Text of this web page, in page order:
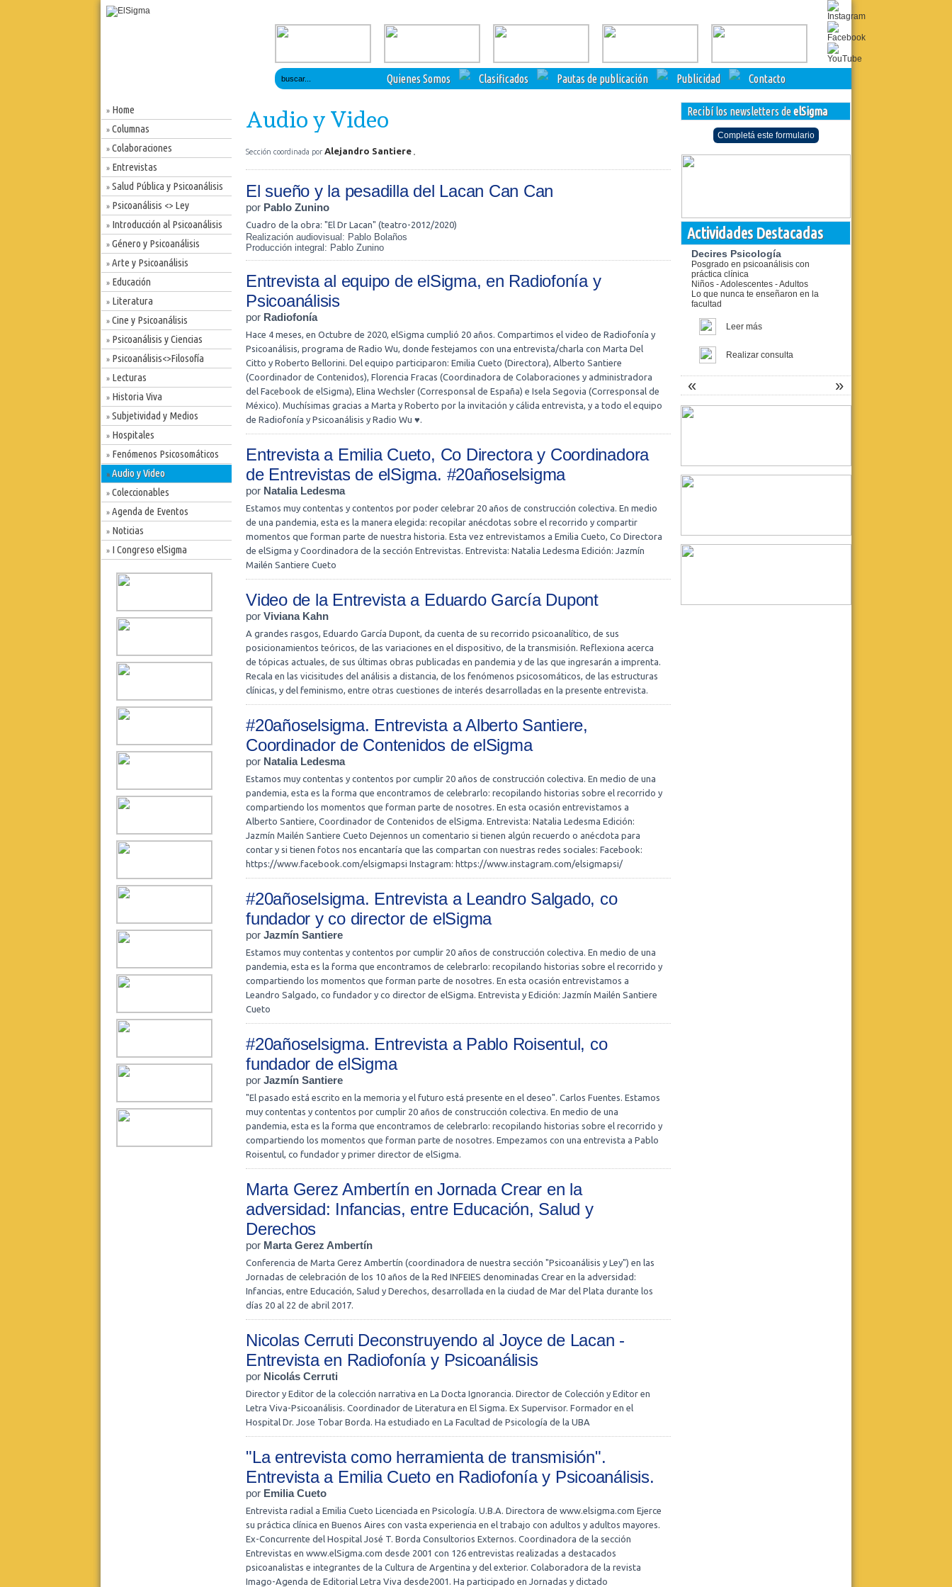
Quienes Somos Clasificados Pautas de publicación Publicidad Contacto
» Home
» Columnas
» Colaboraciones
» Entrevistas
» Salud Pública y Psicoanálisis
» Psicoanálisis <> Ley
» Introducción al Psicoanálisis
» Género y Psicoanálisis
» Arte y Psicoanálisis
» Educación
» Literatura
» Cine y Psicoanálisis
» Psicoanálisis y Ciencias
» Psicoanálisis<>Filosofía
» Lecturas
» Historia Viva
» Subjetividad y Medios
» Hospitales
» Fenómenos Psicosomáticos
» Audio y Video
» Coleccionables
» Agenda de Eventos
» Noticias
» I Congreso elSigma
Audio y Video
Sección coordinada por Alejandro Santiere
El sueño y la pesadilla del Lacan Can Can
por Pablo Zunino
Cuadro de la obra: "El Dr Lacan" (teatro-2012/2020)
Realización audiovisual: Pablo Bolaños
Producción integral: Pablo Zunino
Entrevista al equipo de elSigma, en Radiofonía y
Psicoanálisis
por Radiofonía
Hace 4 meses, en Octubre de 2020, elSigma cumplió 20 años. Compartimos el video de Radiofonía y
Psicoanálisis, programa de Radio Wu, donde festejamos con una entrevista/charla con Marta Del
Citto y Roberto Bellorini. Del equipo participaron: Emilia Cueto (Directora), Alberto Santiere
(Coordinador de Contenidos), Florencia Fracas (Coordinadora de Colaboraciones y administradora
del Facebook de elSigma), Elina Wechsler (Corresponsal de España) e Isela Segovia (Corresponsal de
México). Muchísimas gracias a Marta y Roberto por la invitación y cálida entrevista, y a todo el equipo
de Radiofonía y Psicoanálisis y Radio Wu ♥.
Entrevista a Emilia Cueto, Co Directora y Coordinadora
de Entrevistas de elSigma. #20añoselsigma
por Natalia Ledesma
Estamos muy contentas y contentos por poder celebrar 20 años de construcción colectiva. En medio
de una pandemia, esta es la manera elegida: recopilar anécdotas sobre el recorrido y compartir
momentos que forman parte de nuestra historia. Esta vez entrevistamos a Emilia Cueto, Co Directora
de elSigma y Coordinadora de la sección Entrevistas. Entrevista: Natalia Ledesma Edición: Jazmín
Mailén Santiere Cueto
Video de la Entrevista a Eduardo García Dupont
por Viviana Kahn
A grandes rasgos, Eduardo García Dupont, da cuenta de su recorrido psicoanalítico, de sus
posicionamientos teóricos, de las variaciones en el dispositivo, de la transmisión. Reflexiona acerca
de tópicas actuales, de sus últimas obras publicadas en pandemia y de las que ingresarán a imprenta.
Recala en las vicisitudes del análisis a distancia, de los fenómenos psicosomáticos, de las estructuras
clínicas, y del feminismo, entre otras cuestiones de interés desarrolladas en la presente entrevista.
#20añoselsigma. Entrevista a Alberto Santiere,
Coordinador de Contenidos de elSigma
por Natalia Ledesma
Estamos muy contentas y contentos por cumplir 20 años de construcción colectiva. En medio de una
pandemia, esta es la forma que encontramos de celebrarlo: recopilando historias sobre el recorrido y
compartiendo los momentos que forman parte de nosotres. En esta ocasión entrevistamos a
Alberto Santiere, Coordinador de Contenidos de elSigma. Entrevista: Natalia Ledesma Edición:
Jazmín Mailén Santiere Cueto Dejennos un comentario si tienen algún recuerdo o anécdota para
contar y si tienen fotos nos encantaría que las compartan con nuestras redes sociales: Facebook:
https://www.facebook.com/elsigmapsi Instagram: https://www.instagram.com/elsigmapsi/
#20añoselsigma. Entrevista a Leandro Salgado, co
fundador y co director de elSigma
por Jazmín Santiere
Estamos muy contentas y contentos por cumplir 20 años de construcción colectiva. En medio de una
pandemia, esta es la forma que encontramos de celebrarlo: recopilando historias sobre el recorrido y
compartiendo los momentos que forman parte de nosotres. En esta ocasión entrevistamos a
Leandro Salgado, co fundador y co director de elSigma. Entrevista y Edición: Jazmín Mailén Santiere
Cueto
#20añoselsigma. Entrevista a Pablo Roisentul, co
fundador de elSigma
por Jazmín Santiere
"El pasado está escrito en la memoria y el futuro está presente en el deseo". Carlos Fuentes. Estamos
muy contentas y contentos por cumplir 20 años de construcción colectiva. En medio de una
pandemia, esta es la forma que encontramos de celebrarlo: recopilando historias sobre el recorrido y
compartiendo los momentos que forman parte de nosotres. Empezamos con una entrevista a Pablo
Roisentul, co fundador y primer director de elSigma.
Marta Gerez Ambertín en Jornada Crear en la
adversidad: Infancias, entre Educación, Salud y
Derechos
por Marta Gerez Ambertín
Conferencia de Marta Gerez Ambertín (coordinadora de nuestra sección "Psicoanálisis y Ley") en las
Jornadas de celebración de los 10 años de la Red INFEIES denominadas Crear en la adversidad:
Infancias, entre Educación, Salud y Derechos, desarrollada en la ciudad de Mar del Plata durante los
días 20 al 22 de abril 2017.
Nicolas Cerruti Deconstruyendo al Joyce de Lacan -
Entrevista en Radiofonía y Psicoanálisis
por Nicolás Cerruti
Director y Editor de la colección narrativa en La Docta Ignorancia. Director de Colección y Editor en
Letra Viva-Psicoanálisis. Coordinador de Literatura en El Sigma. Ex Supervisor. Formador en el
Hospital Dr. Jose Tobar Borda. Ha estudiado en La Facultad de Psicología de la UBA
"La entrevista como herramienta de transmisión".
Entrevista a Emilia Cueto en Radiofonía y Psicoanálisis.
por Emilia Cueto
Entrevista radial a Emilia Cueto Licenciada en Psicología. U.B.A. Directora de www.elsigma.com Ejerce
su práctica clínica en Buenos Aires con vasta experiencia en el trabajo con adultos y adultos mayores.
Ex-Concurrente del Hospital José T. Borda Consultorios Externos. Coordinadora de la sección
Entrevistas en www.elSigma.com desde 2001 con 126 entrevistas realizadas a destacados
psicoanalistas e integrantes de la Cultura de Argentina y del exterior. Colaboradora de la revista
Imago-Agenda de Editorial Letra Viva desde2001. Ha participado en Jornadas y dictado
Recibí los newsletters deelSigma
Completá este formulario
Actividades Destacadas
Decires Psicología
Posgrado en psicoanálisis con
práctica clínica
Niños - Adolescentes - Adultos
Lo que nunca te enseñaron en la
facultad
Leer más
Realizar consulta
Szapiro.
Realizar consulta
La Tercera: Asistencia y
« »